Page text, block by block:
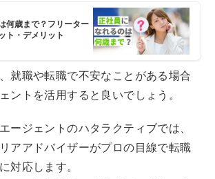
何歳まで？フリーター
ト・デメリット
就職や転職で不安なことがある場合
ントを活用すると良いでしょう。
ージェントのハタラクティブでは、
アアドバイザーがプロの目線で転職
対応します。